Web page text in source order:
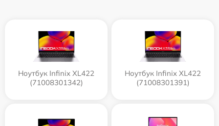
Ноутбук Infinix XL422
(71008301342)
Ноутбук Infinix XL422
(71008301391)